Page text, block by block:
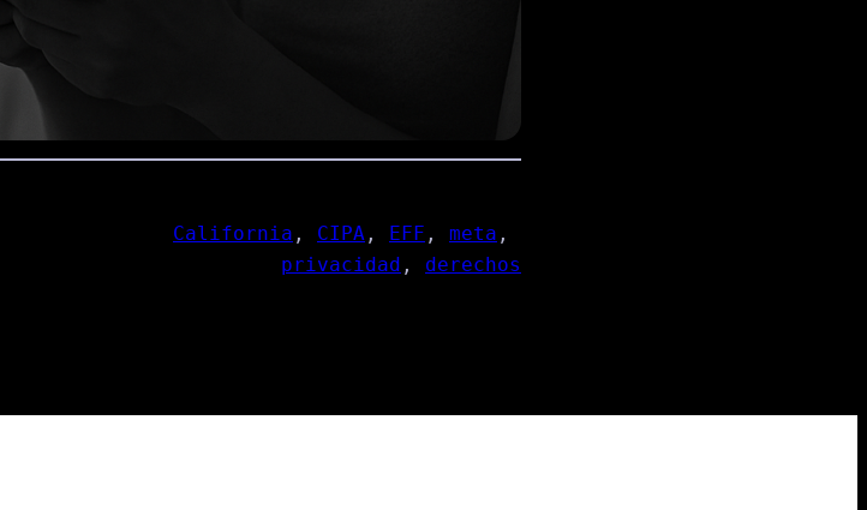
California , CIPA , EFF , meta
privacidad , derechos